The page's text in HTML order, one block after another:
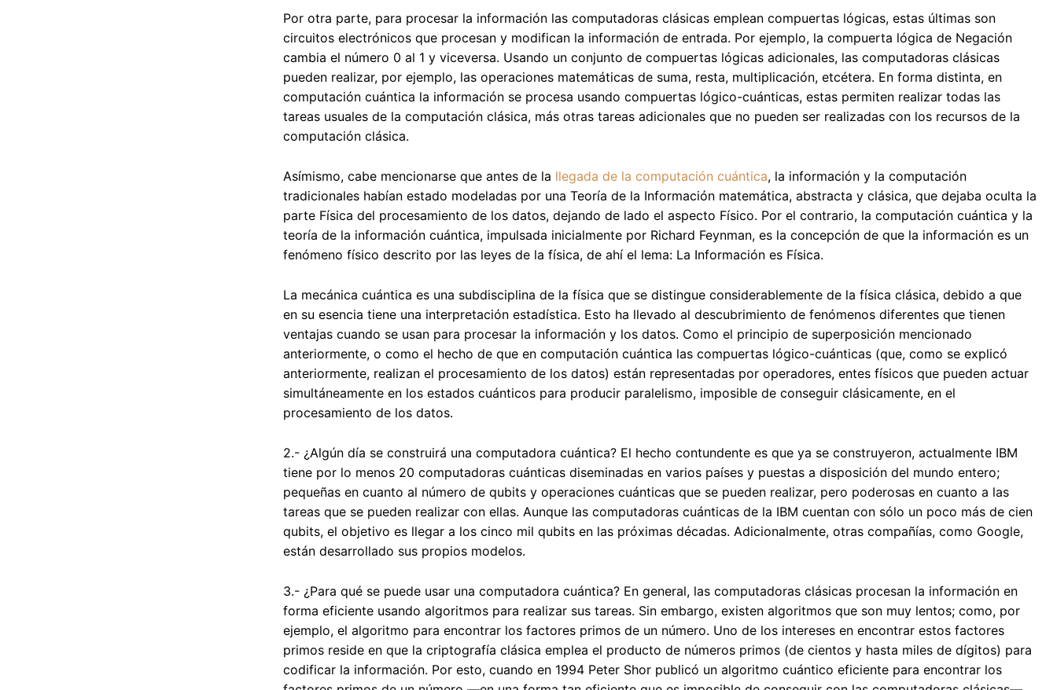
Por otra parte, para procesar la información las computadoras clásicas emplean compuertas lógicas, estas últimas son
circuitos electrónicos que procesan y modifican la información de entrada. Por ejemplo, la compuerta lógica de Negación
cambia el número 0 al 1 y viceversa. Usando un conjunto de compuertas lógicas adicionales, las computadoras clásicas
pueden realizar, por ejemplo, las operaciones matemáticas de suma, resta, multiplicación, etcétera. En forma distinta, en
computación cuántica la información se procesa usando compuertas lógico-cuánticas, estas permiten realizar todas las
tareas usuales de la computación clásica, más otras tareas adicionales que no pueden ser realizadas con los recursos de la
computación clásica.
Asímismo, cabe mencionarse que antes de la llegada de la computación cuántica, la información y la computación
tradicionales habían estado modeladas por una Teoría de la Información matemática, abstracta y clásica, que dejaba oculta la
parte Física del procesamiento de los datos, dejando de lado el aspecto Físico. Por el contrario, la computación cuántica y la
teoría de la información cuántica, impulsada inicialmente por Richard Feynman, es la concepción de que la información es un
fenómeno físico descrito por las leyes de la física, de ahí el lema: La Información es Física.
La mecánica cuántica es una subdisciplina de la física que se distingue considerablemente de la física clásica, debido a que
en su esencia tiene una interpretación estadística. Esto ha llevado al descubrimiento de fenómenos diferentes que tienen
ventajas cuando se usan para procesar la información y los datos. Como el principio de superposición mencionado
anteriormente, o como el hecho de que en computación cuántica las compuertas lógico-cuánticas (que, como se explicó
anteriormente, realizan el procesamiento de los datos) están representadas por operadores, entes físicos que pueden actuar
simultáneamente en los estados cuánticos para producir paralelismo, imposible de conseguir clásicamente, en el
procesamiento de los datos.
2.- ¿Algún día se construirá una computadora cuántica? El hecho contundente es que ya se construyeron, actualmente IBM
tiene por lo menos 20 computadoras cuánticas diseminadas en varios países y puestas a disposición del mundo entero;
pequeñas en cuanto al número de qubits y operaciones cuánticas que se pueden realizar, pero poderosas en cuanto a las
tareas que se pueden realizar con ellas. Aunque las computadoras cuánticas de la IBM cuentan con sólo un poco más de cien
qubits, el objetivo es llegar a los cinco mil qubits en las próximas décadas. Adicionalmente, otras compañías, como Google,
están desarrollado sus propios modelos.
3.- ¿Para qué se puede usar una computadora cuántica? En general, las computadoras clásicas procesan la información en
forma eficiente usando algoritmos para realizar sus tareas. Sin embargo, existen algoritmos que son muy lentos; como, por
ejemplo, el algoritmo para encontrar los factores primos de un número. Uno de los intereses en encontrar estos factores
primos reside en que la criptografía clásica emplea el producto de números primos (de cientos y hasta miles de dígitos) para
codificar la información. Por esto, cuando en 1994 Peter Shor publicó un algoritmo cuántico eficiente para encontrar los